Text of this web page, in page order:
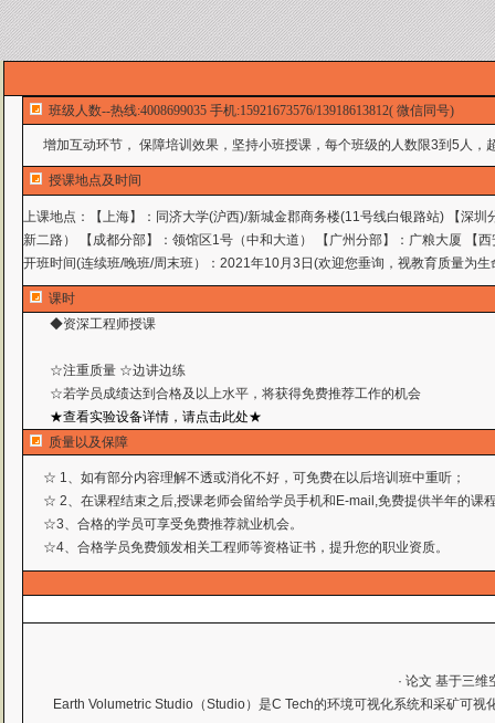
班级人数--热线:4008699035 手机:15921673576/13918613812( 微信同号)
增加互动环节， 保障培训效果，坚持小班授课，每个班级的人数限3到5人，
授课地点及时间
上课地点：
【上海】：同济大学(沪西)/新城金郡商务楼(11号线白银路站) 【深
新二路） 【成都分部】：领馆区1号（中和大道） 【广州分部】：广粮大厦 【
开班时间(连续班/晚班/周末班）：2021年10月3日(欢迎您垂询，视教育质量为生
课时
◆资深工程师授课
☆注重质量 ☆边讲边练
☆若学员成绩达到合格及以上水平，将获得免费推荐工作的机会
★查看实验设备详情，请点击此处★
质量以及保障
☆ 1、如有部分内容理解不透或消化不好，可免费在以后培训班中重听；
☆ 2、在课程结束之后,授课老师会留给学员手机和E-mail,免费提供半年的课
☆3、合格的学员可享受免费推荐就业机会。
☆4、合格学员免费颁发相关工程师等资格证书，提升您的职业资质。
· 论文 基于三
Earth Volumetric Studio（Studio）是C Tech的环境可视化系统和采矿可